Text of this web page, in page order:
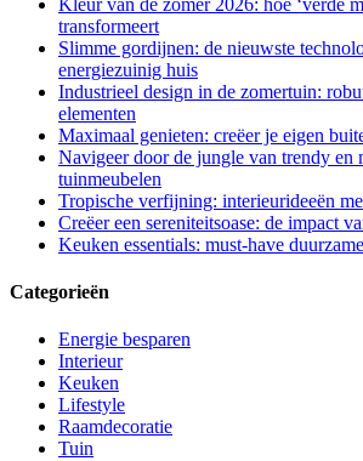
transformeert
Slimme gordijnen: de nieuwste
energiezuinig huis
Industrieel design in de zomertuin:
elementen
Maximaal genieten: creëer je eigen
Navigeer door de jungle van trendy en
tuinmeubelen
Tropische verfijning: interieurideeën
Creëer een sereniteitsoase: de impact
Keuken essentials: must-have
Categorieën
Energie besparen
Interieur
Keuken
Lifestyle
Raamdecoratie
Tuin